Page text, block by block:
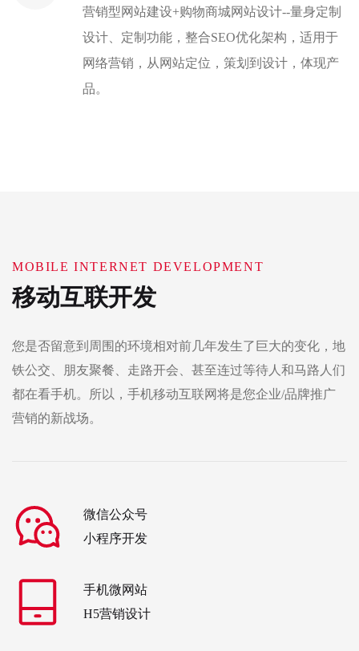
营销型网站建设+购物商城网站设计--量身定制
设计、定制功能，整合SEO优化架构，适用于
网络营销，从网站定位，策划到设计，体现产
品。
MOBILE INTERNET DEVELOPMENT
移动互联开发
您是否留意到周围的环境相对前几年发生了巨大的变化，地
铁公交、朋友聚餐、走路开会、甚至连过等待人和马路人们
都在看手机。所以，手机移动互联网将是您企业/品牌推广
营销的新战场。
微信公众号
小程序开发
手机微网站
H5营销设计